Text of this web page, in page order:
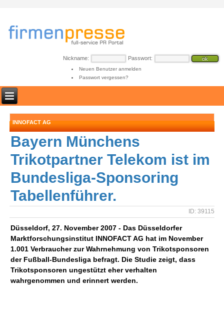
Nickname: Passwort:
Neuen Benutzer anmelden
Passwort vergessen?
INNOFACT AG
Bayern Münchens
Trikotpartner Telekom ist im
Bundesliga-Sponsoring
Tabellenführer.
ID: 39115
Düsseldorf, 27. November 2007 - Das Düsseldorfer
Marktforschungsinstitut INNOFACT AG hat im November
1.001 Verbraucher zur Wahrnehmung von Trikotsponsoren
der Fußball-Bundesliga befragt. Die Studie zeigt, dass
Trikotsponsoren ungestützt eher verhalten
wahrgenommen und erinnert werden.